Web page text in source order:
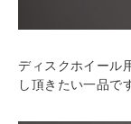
ディスクホイール
し頂きたい一品で